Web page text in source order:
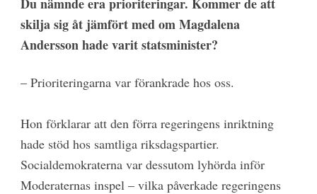
Du nämnde era prioriteringar. Kommer de att
skilja sig åt jämfört med om Magdalena
Andersson hade varit statsminister?
– Prioriteringarna var förankrade hos oss.
Hon förklarar att den förra regeringens inriktning
hade stöd hos samtliga riksdagspartier.
Socialdemokraterna var dessutom lyhörda inför
Moderaternas inspel – vilka påverkade regeringens